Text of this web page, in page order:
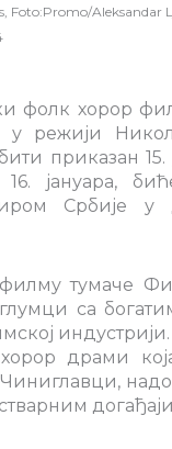
Foto:Promo/Aleksandar
фолк хорор
у режији
приказан
јануара,
Србије у
филму тумаче
са
индустрији.
драми